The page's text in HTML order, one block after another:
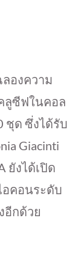
องความ
ลูซีฟในคอล
ชุด ซึ่งได้รับ
Giacinti
ยังได้เปิด
คอนระดับ
อีกด้วย